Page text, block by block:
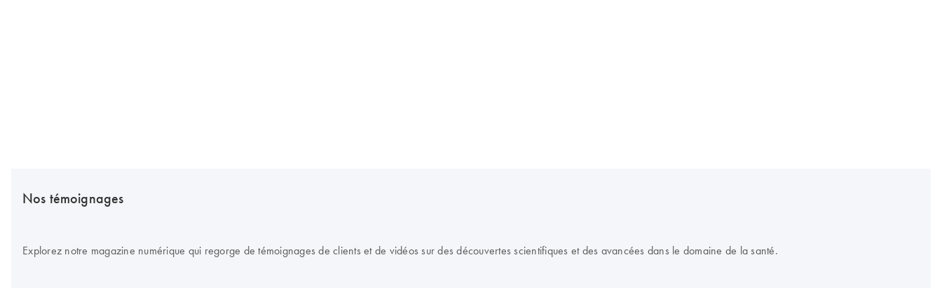
Nos témoignages
Explorez notre magazine numérique qui regorge de témoignages de clients et de vidéos sur des découvertes scientifiques et des avancées dans le domaine de la santé.